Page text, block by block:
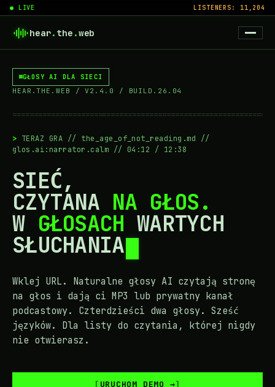
● LIVE LISTENERS: 11,204
hear. the .web
GŁOSY AI DLA SIECI
HEAR.THE.WEB / V2.4.0 / BUILD.26.04
TERAZ GRA // the_age_of_not_reading.md //
glos.ai:narrator.calm // 04:12 / 12:38
SIEĆ,
CZYTANA NA GŁOS.
W GŁOSACH WARTYCH
SŁUCHANIA
Wklej URL. Naturalne głosy AI czytają stronę
na głos i dają ci MP3 lub prywatny kanał
podcastowy. Czterdzieści dwa głosy. Sześć
języków. Dla listy do czytania, której nigdy
nie otwierasz.
URUCHOM DEMO →